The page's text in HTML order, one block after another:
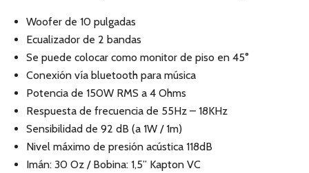
Woofer de 10 pulgadas
Ecualizador de 2 bandas
Se puede colocar como monitor de piso en 45°
Conexión vía bluetooth para música
Potencia de 150W RMS a 4 Ohms
Respuesta de frecuencia de 55Hz – 18KHz
Sensibilidad de 92 dB (a 1W / 1m)
Nivel máximo de presión acústica 118dB
Imán: 30 Oz / Bobina: 1,5” Kapton VC